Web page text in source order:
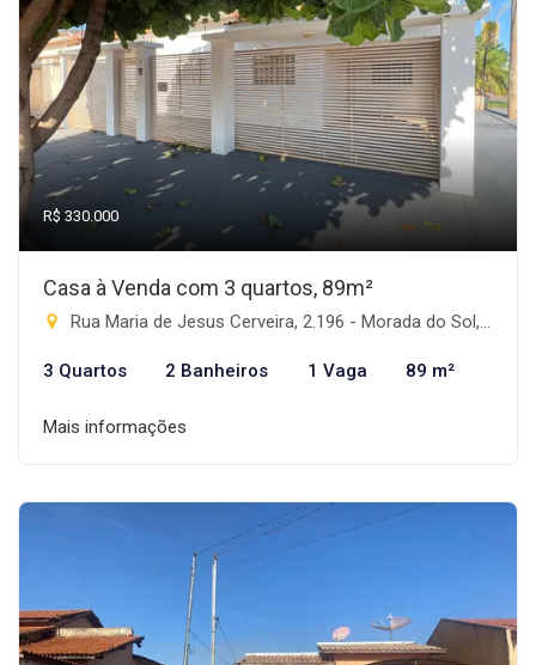
R$ 330.000
Casa à Venda com 3 quartos, 89m²
Rua Maria de Jesus Cerveira, 2.196 - Morada do Sol, Rio Brilhante-MS
3 Quartos 2 Banheiros 1 Vaga 89 m²
Mais informações